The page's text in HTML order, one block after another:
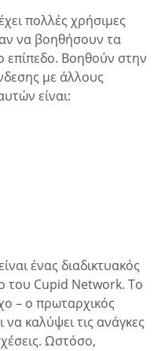
πολλές χρήσιμες
να βοηθήσουν τα
επίπεδο. Βοηθούν στην
με άλλους
είναι:
ένας διαδικτυακός
του Cupid Network. Το
– ο πρωταρχικός
καλύψει τις ανάγκες
Ωστόσο,